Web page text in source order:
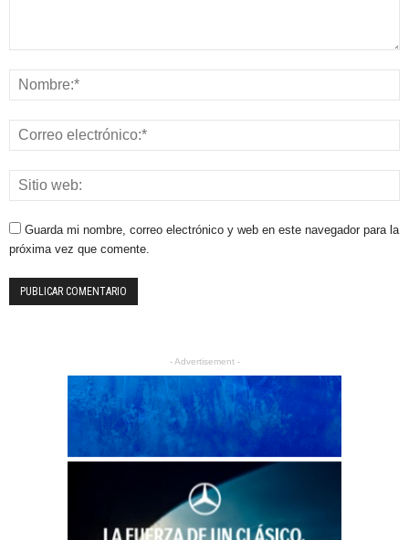
Guarda mi nombre, correo electrónico y web en este navegador para la
próxima vez que comente.
- Advertisement -